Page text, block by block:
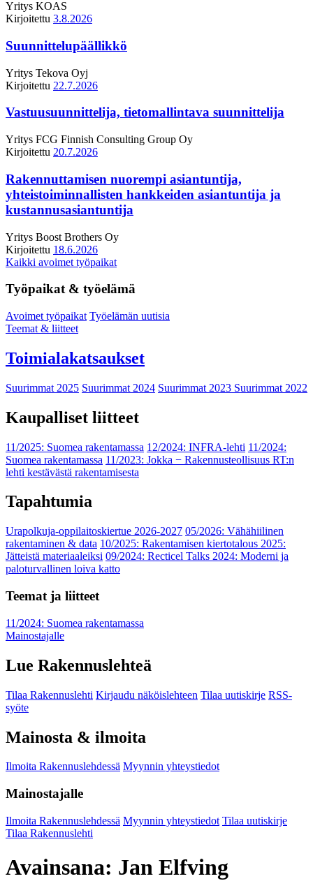
Yritys KOAS
Kirjoitettu 3.8.2026
Suunnittelupäällikkö
Yritys Tekova Oyj
Kirjoitettu 22.7.2026
Vastuusuunnittelija, tietomallintava suunnittelija
Yritys FCG Finnish Consulting Group Oy
Kirjoitettu 20.7.2026
Rakennuttamisen nuorempi asiantuntija,
yhteistoiminnallisten hankkeiden asiantuntija ja
kustannusasiantuntija
Yritys Boost Brothers Oy
Kirjoitettu 18.6.2026
Kaikki avoimet työpaikat
Työpaikat & työelämä
Avoimet työpaikat Työelämän uutisia
Teemat & liitteet
Toimialakatsaukset
Suurimmat 2025 Suurimmat 2024 Suurimmat 2023 Suurimmat 2022
Kaupalliset liitteet
11/2025: Suomea rakentamassa 12/2024: INFRA-lehti 11/2024:
Suomea rakentamassa 11/2023: Jokka − Rakennusteollisuus RT:n
lehti kestävästä rakentamisesta
Tapahtumia
Urapolkuja-oppilaitoskiertue 2026-2027 05/2026: Vähähiilinen
rakentaminen & data 10/2025: Rakentamisen kiertotalous 2025:
Jätteistä materiaaleiksi 09/2024: Recticel Talks 2024: Moderni ja
paloturvallinen loiva katto
Teemat ja liitteet
11/2024: Suomea rakentamassa
Mainostajalle
Lue Rakennuslehteä
Tilaa Rakennuslehti Kirjaudu näköislehteen Tilaa uutiskirje RSS-
syöte
Mainosta & ilmoita
Ilmoita Rakennuslehdessä Myynnin yhteystiedot
Mainostajalle
Ilmoita Rakennuslehdessä Myynnin yhteystiedot Tilaa uutiskirje
Tilaa Rakennuslehti
Avainsana: Jan Elfving